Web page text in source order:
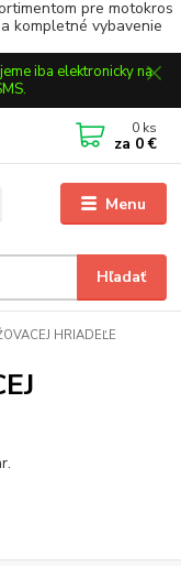
pre motokros
kompletné vybavenie
iba elektronicky na
Menu
Hľadať
0 ks
za 0 €
HRIADEĽE